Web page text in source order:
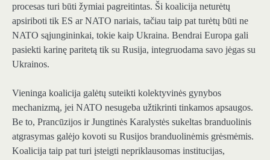
procesas turi būti žymiai pagreitintas. Ši koalicija neturėtų
apsiriboti tik ES ar NATO nariais, tačiau taip pat turėtų būti ne
NATO sąjungininkai, tokie kaip Ukraina. Bendrai Europa gali
pasiekti karinę paritetą tik su Rusija, integruodama savo jėgas su
Ukrainos.
Vieninga koalicija galėtų suteikti kolektyvinės gynybos
mechanizmą, jei NATO nesugeba užtikrinti tinkamos apsaugos.
Be to, Prancūzijos ir Jungtinės Karalystės sukeltas branduolinis
atgrasymas galėjo kovoti su Rusijos branduolinėmis grėsmėmis.
Koalicija taip pat turi įsteigti nepriklausomas institucijas,